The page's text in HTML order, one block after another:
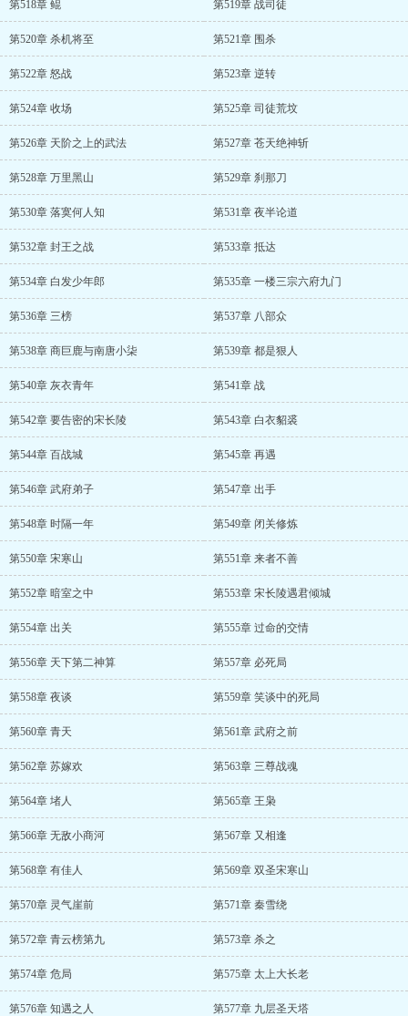
第518章 鲲 第519章 战司徒
第520章 杀机将至 第521章 围杀
第522章 怒战 第523章 逆转
第524章 收场 第525章 司徒荒坟
第526章 天阶之上的武法 第527章 苍天绝神斩
第528章 万里黑山 第529章 刹那刀
第530章 落寞何人知 第531章 夜半论道
第532章 封王之战 第533章 抵达
第534章 白发少年郎 第535章 一楼三宗六府九门
第536章 三榜 第537章 八部众
第538章 商巨鹿与南唐小柒 第539章 都是狠人
第540章 灰衣青年 第541章 战
第542章 要告密的宋长陵 第543章 白衣貂裘
第544章 百战城 第545章 再遇
第546章 武府弟子 第547章 出手
第548章 时隔一年 第549章 闭关修炼
第550章 宋寒山 第551章 来者不善
第552章 暗室之中 第553章 宋长陵遇君倾城
第554章 出关 第555章 过命的交情
第556章 天下第二神算 第557章 必死局
第558章 夜谈 第559章 笑谈中的死局
第560章 青天 第561章 武府之前
第562章 苏嫁欢 第563章 三尊战魂
第564章 堵人 第565章 王枭
第566章 无敌小商河 第567章 又相逢
第568章 有佳人 第569章 双圣宋寒山
第570章 灵气崖前 第571章 秦雪绕
第572章 青云榜第九 第573章 杀之
第574章 危局 第575章 太上大长老
第576章 知遇之人 第577章 九层圣天塔